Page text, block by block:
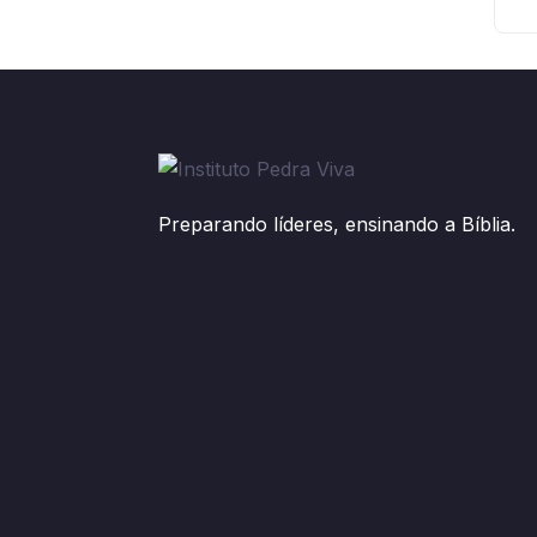
Preparando líderes, ensinando a Bíblia.